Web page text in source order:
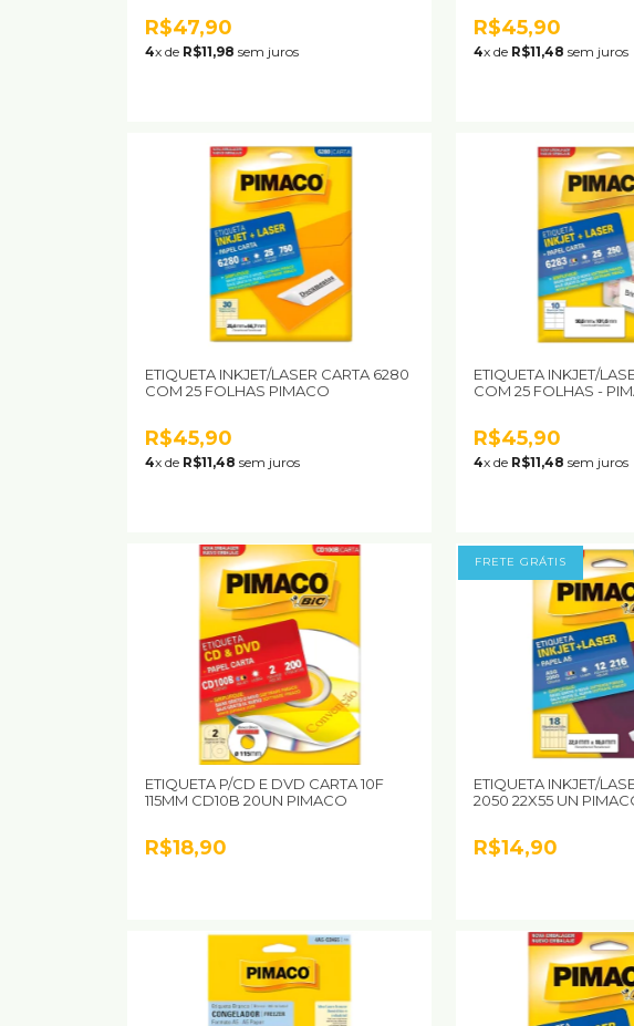
R$47,90
4x de R$11,98 sem juros
R$45,90
4x de R$11,48 sem juros
ETIQUETA INKJET/LASER CARTA 6280
COM 25 FOLHAS PIMACO
R$45,90
4x de R$11,48 sem juros
ETIQUETA INKJET/
COM 25 FOLHAS -
R$45,90
4x de R$11,48 sem juros
ETIQUETA P/CD E DVD CARTA 10F
115MM CD10B 20UN PIMACO
R$18,90
FRETE GRÁTIS
ETIQUETA INKJET/
2050 22X55 UN
R$14,90